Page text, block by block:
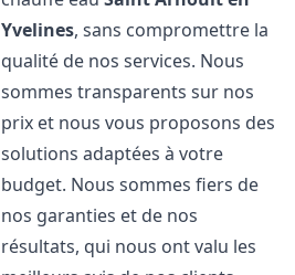
Yvelines, sans compromettre la
qualité de nos services. Nous
sommes transparents sur nos
prix et nous vous proposons des
solutions adaptées à votre
budget. Nous sommes fiers de
nos garanties et de nos
résultats, qui nous ont valu les